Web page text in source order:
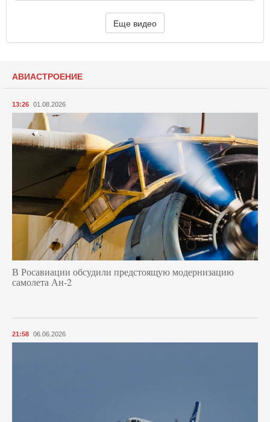
Еще видео
АВИАСТРОЕНИЕ
13:26 01.08.2026
В Росавиации обсудили предстоящую модернизацию
самолета Ан-2
21:58 06.06.2026